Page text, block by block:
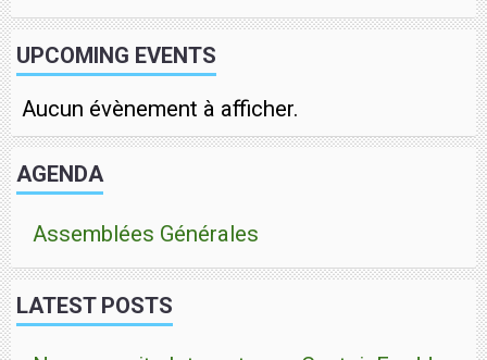
UPCOMING EVENTS
Aucun évènement à afficher.
AGENDA
Assemblées Générales
LATEST POSTS